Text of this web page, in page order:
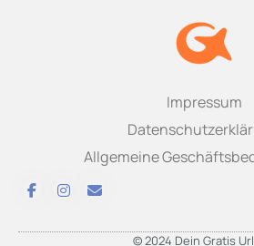
Impressum
Allgemeine
© 2024 Dein Gratis